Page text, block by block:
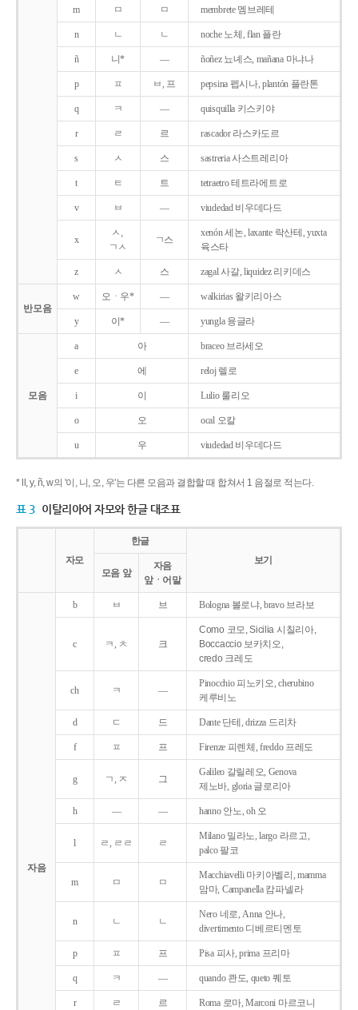
m ㅁ ㅁ membrete 멤브레테
n ㄴ ㄴ noche 노체, flan 플란
ñ 니* ― ñoñez 뇨녜스, mañana 마냐나
p ㅍ ㅂ, 프 pepsina 펩시나, plantón 플란톤
q ㅋ ― quisquilla 키스키야
r ㄹ 르 rascador 라스카도르
s ㅅ 스 sastreria 사스트레리아
t ㅌ 트 tetraetro 테트라에트로
v ㅂ ― viudedad 비우데다드
x
ㅅ,
ㄱㅅ
ㄱ스
xenón 세논, laxante 락산테, yuxta
육스타
z ㅅ 스 zagal 사갈, liquidez 리키데스
반모음
w 오ㆍ우* ― walkirias 왈키리아스
y 이* ― yungla 융글라
모음
a 아 braceo 브라세오
e 에 reloj 렐로
i 이 Lulio 룰리오
o 오 ocal 오칼
u 우 viudedad 비우데다드
* ll, y, ñ, w의 '이, 니, 오, 우'는 다른 모음과 결합할 때 합쳐서 1 음절로 적는다.
표 3 이탈리아어 자모와 한글 대조표
자모
한글
보기
모음 앞
자음
앞ㆍ어말
자음
b ㅂ 브 Bologna 볼로냐, bravo 브라보
c ㅋ, ㅊ 크
Como 코모, Sicilia 시칠리아,
Boccaccio 보카치오,
credo 크레도
ch ㅋ ―
Pinocchio 피노키오, cherubino
케루비노
d ㄷ 드 Dante 단테, drizza 드리차
f ㅍ 프 Firenze 피렌체, freddo 프레도
g ㄱ, ㅈ 그
Galileo 갈릴레오, Genova
제노바, gloria 글로리아
h ― ― hanno 안노, oh 오
l ㄹ, ㄹㄹ ㄹ
Milano 밀라노, largo 라르고,
palco 팔코
m ㅁ ㅁ
Macchiavelli 마키아벨리, mamma
맘마, Campanella 캄파넬라
n ㄴ ㄴ
Nero 네로, Anna 안나,
divertimento 디베르티멘토
p ㅍ 프 Pisa 피사, prima 프리마
q ㅋ ― quando 콴도, queto 퀘토
r ㄹ 르 Roma 로마, Marconi 마르코니